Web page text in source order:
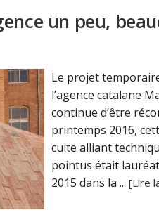
un peu,
Le projet
l’agence catalane
continue d’être
printemps 2016,
cuite alliant
pointus était
2015 dans la ... [Lire